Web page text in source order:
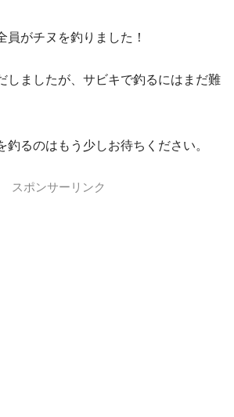
員がチヌを釣りました！
しましたが、サビキで釣るにはまだ難
釣るのはもう少しお待ちください。
スポンサーリンク